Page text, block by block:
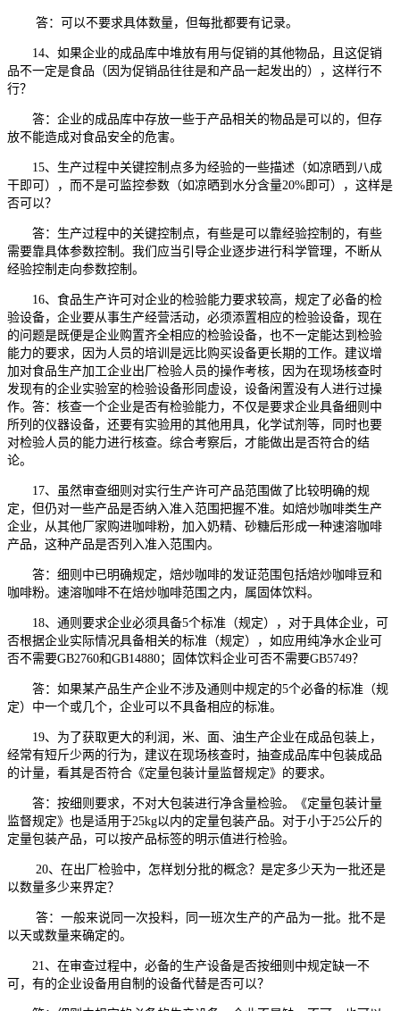
答：可以不要求具体数量，但每批都要有记录。
14、如果企业的成品库中堆放有用与促销的其他物品，且这促销
品不一定是食品（因为促销品往往是和产品一起发出的），这样行不
行？
答：企业的成品库中存放一些于产品相关的物品是可以的，但存
放不能造成对食品安全的危害。
15、生产过程中关键控制点多为经验的一些描述（如凉晒到八成
干即可），而不是可监控参数（如凉晒到水分含量20%即可），这样是
否可以？
答：生产过程中的关键控制点，有些是可以靠经验控制的，有些
需要靠具体参数控制。我们应当引导企业逐步进行科学管理，不断从
经验控制走向参数控制。
16、食品生产许可对企业的检验能力要求较高，规定了必备的检
验设备，企业要从事生产经营活动，必须添置相应的检验设备，现在
的问题是既便是企业购置齐全相应的检验设备，也不一定能达到检验
能力的要求，因为人员的培训是远比购买设备更长期的工作。建议增
加对食品生产加工企业出厂检验人员的操作考核，因为在现场核查时
发现有的企业实验室的检验设备形同虚设，设备闲置没有人进行过操
作。答：核查一个企业是否有检验能力，不仅是要求企业具备细则中
所列的仪器设备，还要有实验用的其他用具，化学试剂等，同时也要
对检验人员的能力进行核查。综合考察后，才能做出是否符合的结
论。
17、虽然审查细则对实行生产许可产品范围做了比较明确的规
定，但仍对一些产品是否纳入准入范围把握不准。如焙炒咖啡类生产
企业，从其他厂家购进咖啡粉，加入奶精、砂糖后形成一种速溶咖啡
产品，这种产品是否列入准入范围内。
答：细则中已明确规定，焙炒咖啡的发证范围包括焙炒咖啡豆和
咖啡粉。速溶咖啡不在焙炒咖啡范围之内，属固体饮料。
18、通则要求企业必须具备5个标准（规定），对于具体企业，可
否根据企业实际情况具备相关的标准（规定），如应用纯净水企业可
否不需要GB2760和GB14880；固体饮料企业可否不需要GB5749？
答：如果某产品生产企业不涉及通则中规定的5个必备的标准（规
定）中一个或几个，企业可以不具备相应的标准。
19、为了获取更大的利润，米、面、油生产企业在成品包装上，
经常有短斤少两的行为，建议在现场核查时，抽查成品库中包装成品
的计量，看其是否符合《定量包装计量监督规定》的要求。
答：按细则要求，不对大包装进行净含量检验。《定量包装计量
监督规定》也是适用于25kg以内的定量包装产品。对于小于25公斤的
定量包装产品，可以按产品标签的明示值进行检验。
20、在出厂检验中，怎样划分批的概念？是定多少天为一批还是
以数量多少来界定？
答：一般来说同一次投料，同一班次生产的产品为一批。批不是
以天或数量来确定的。
21、在审查过程中，必备的生产设备是否按细则中规定缺一不
可，有的企业设备用自制的设备代替是否可以？